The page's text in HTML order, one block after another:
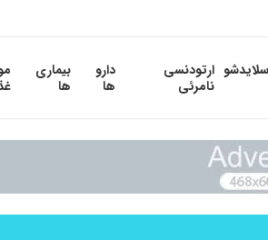
ارتودنسی
نامرئی
دارو
ها
بیماری
ها